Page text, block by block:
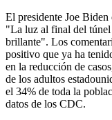
El presidente Joe
"La luz al final del túnel
brillante". Los
positivo que ya ha
en la reducción de
de los adultos
el 34% de toda la
datos de los CDC.